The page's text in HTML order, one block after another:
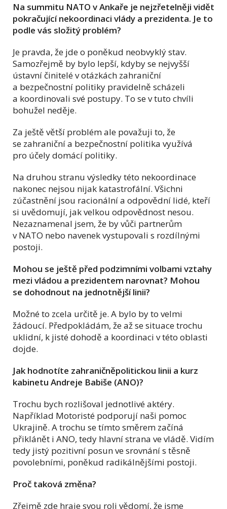
Na summitu NATO v Ankaře je nejzřetelněji vidět
pokračující nekoordinaci vlády a prezidenta. Je to
podle vás složitý problém?
Je pravda, že jde o poněkud neobvyklý stav.
Samozřejmě by bylo lepší, kdyby se nejvyšší
ústavní činitelé v otázkách zahraniční
a bezpečnostní politiky pravidelně scházeli
a koordinovali své postupy. To se v tuto chvíli
bohužel neděje.
Za ještě větší problém ale považuji to, že
se zahraniční a bezpečnostní politika využívá
pro účely domácí politiky.
Na druhou stranu výsledky této nekoordinace
nakonec nejsou nijak katastrofální. Všichni
zúčastnění jsou racionální a odpovědní lidé, kteří
si uvědomují, jak velkou odpovědnost nesou.
Nezaznamenal jsem, že by vůči partnerům
v NATO nebo navenek vystupovali s rozdílnými
postoji.
Mohou se ještě před podzimními volbami vztahy
mezi vládou a prezidentem narovnat? Mohou
se dohodnout na jednotnější linii?
Možné to zcela určitě je. A bylo by to velmi
žádoucí. Předpokládám, že až se situace trochu
uklidní, k jisté dohodě a koordinaci v této oblasti
dojde.
Jak hodnotíte zahraničněpolitickou linii a kurz
kabinetu Andreje Babiše (ANO)?
Trochu bych rozlišoval jednotlivé aktéry.
Například Motoristé podporují naši pomoc
Ukrajině. A trochu se tímto směrem začíná
přiklánět i ANO, tedy hlavní strana ve vládě. Vidím
tedy jistý pozitivní posun ve srovnání s těsně
povolebními, poněkud radikálnějšími postoji.
Proč taková změna?
Zřejmě zde hraje svou roli vědomí, že jsme